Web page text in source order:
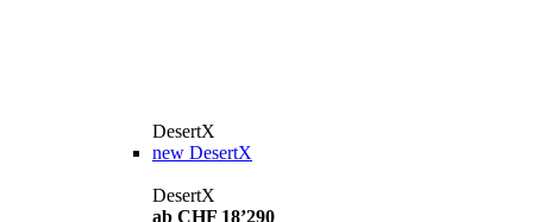
DesertX
new DesertX
DesertX
ab CHF 18’290